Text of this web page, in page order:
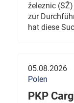
železnic
zur
hat diese
05.08.2026
Polen
PKP